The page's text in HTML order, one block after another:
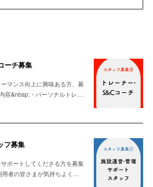
ーチ募集
マンス向上に興味ある方、募
容&nbsp;・パーソナルトレ…
フ募集
ポートしてくださる方を募集
用者の皆さまが気持ちよく…